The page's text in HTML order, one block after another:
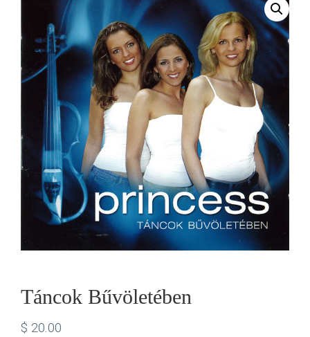
KAPCSOLAT
CONTACT
Táncok Bűvöletében
$ 20.00